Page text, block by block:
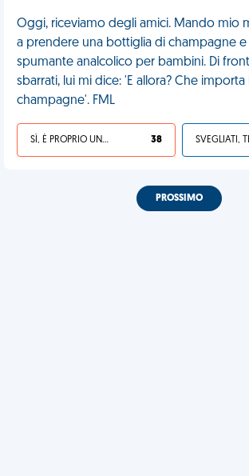
Oggi, riceviamo degli amici. Mando mio
a prendere una bottiglia di champagne e
spumante analcolico per bambini. Di
sbarrati, lui mi dice: 'E allora? Che
champagne'. FML
SÌ, È PROPRIO UNA VDM! 38
PROSSIMO